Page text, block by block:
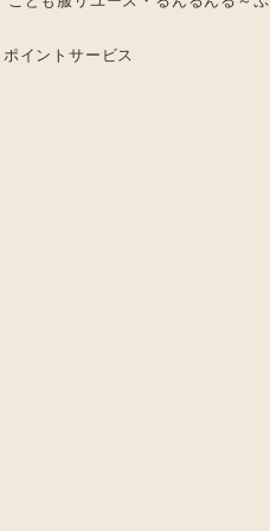
ポイントサービス